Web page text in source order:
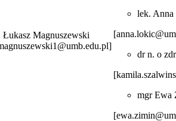
Łukasz Magnuszewski
lek.
dr n. o
mgr Ewa